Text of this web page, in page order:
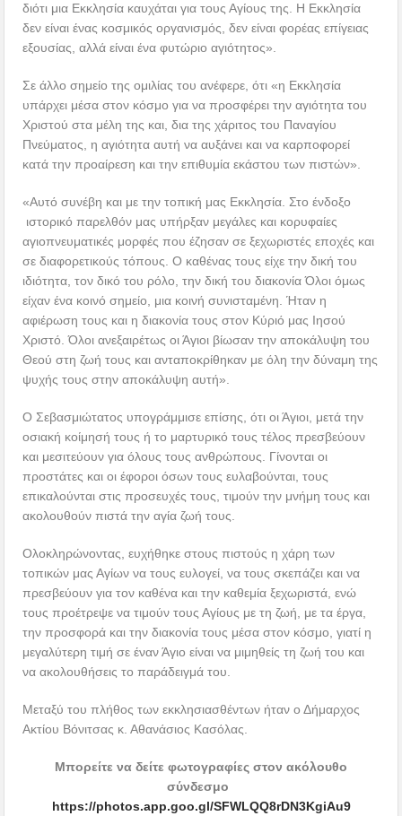
διότι μια Εκκλησία καυχάται για τους Αγίους της. Η Εκκλησία
δεν είναι ένας κοσμικός οργανισμός, δεν είναι φορέας επίγειας
εξουσίας, αλλά είναι ένα φυτώριο αγιότητος».
Σε άλλο σημείο της ομιλίας του ανέφερε, ότι «η Εκκλησία
υπάρχει μέσα στον κόσμο για να προσφέρει την αγιότητα του
Χριστού στα μέλη της και, δια της χάριτος του Παναγίου
Πνεύματος, η αγιότητα αυτή να αυξάνει και να καρποφορεί
κατά την προαίρεση και την επιθυμία εκάστου των πιστών».
«Αυτό συνέβη και με την τοπική μας Εκκλησία. Στο ένδοξο
ιστορικό παρελθόν μας υπήρξαν μεγάλες και κορυφαίες
αγιοπνευματικές μορφές που έζησαν σε ξεχωριστές εποχές και
σε διαφορετικούς τόπους. Ο καθένας τους είχε την δική του
ιδιότητα, τον δικό του ρόλο, την δική του διακονία Όλοι όμως
είχαν ένα κοινό σημείο, μια κοινή συνισταμένη. Ήταν η
αφιέρωση τους και η διακονία τους στον Κύριό μας Ιησού
Χριστό. Όλοι ανεξαιρέτως οι Άγιοι βίωσαν την αποκάλυψη του
Θεού στη ζωή τους και ανταποκρίθηκαν με όλη την δύναμη της
ψυχής τους στην αποκάλυψη αυτή».
Ο Σεβασμιώτατος υπογράμμισε επίσης, ότι οι Άγιοι, μετά την
οσιακή κοίμησή τους ή το μαρτυρικό τους τέλος πρεσβεύουν
και μεσιτεύουν για όλους τους ανθρώπους. Γίνονται οι
προστάτες και οι έφοροι όσων τους ευλαβούνται, τους
επικαλούνται στις προσευχές τους, τιμούν την μνήμη τους και
ακολουθούν πιστά την αγία ζωή τους.
Ολοκληρώνοντας, ευχήθηκε στους πιστούς η χάρη των
τοπικών μας Αγίων να τους ευλογεί, να τους σκεπάζει και να
πρεσβεύουν για τον καθένα και την καθεμία ξεχωριστά, ενώ
τους προέτρεψε να τιμούν τους Αγίους με τη ζωή, με τα έργα,
την προσφορά και την διακονία τους μέσα στον κόσμο, γιατί η
μεγαλύτερη τιμή σε έναν Άγιο είναι να μιμηθείς τη ζωή του και
να ακολουθήσεις το παράδειγμά του.
Μεταξύ του πλήθος των εκκλησιασθέντων ήταν ο Δήμαρχος
Ακτίου Βόνιτσας κ. Αθανάσιος Κασόλας.
Μπορείτε να δείτε φωτογραφίες στον ακόλουθο
σύνδεσμο
https://photos.app.goo.gl/SFWLQQ8rDN3KgiAu9